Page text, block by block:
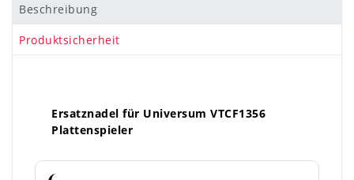
Beschreibung
Produktsicherheit
Ersatznadel für Universum VTCF1356
Plattenspieler